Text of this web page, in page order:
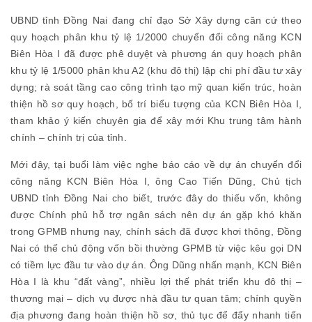
UBND tỉnh Đồng Nai đang chỉ đạo Sở Xây dựng căn cứ theo
quy hoạch phân khu tỷ lệ 1/2000 chuyển đổi công năng KCN
Biên Hòa I đã được phê duyệt và phương án quy hoạch phân
khu tỷ lệ 1/5000 phân khu A2 (khu đô thị) lập chi phí đầu tư xây
dựng; rà soát tầng cao công trình tạo mỹ quan kiến trúc, hoàn
thiện hồ sơ quy hoạch, bố trí biểu tượng của KCN Biên Hòa I,
tham khảo ý kiến chuyên gia để xây mới Khu trung tâm hành
chính – chính trị của tỉnh.
Mới đây, tại buổi làm việc nghe báo cáo về dự án chuyển đổi
công năng KCN Biên Hòa I, ông Cao Tiến Dũng, Chủ tịch
UBND tỉnh Đồng Nai cho biết, trước đây do thiếu vốn, không
được Chính phủ hỗ trợ ngân sách nên dự án gặp khó khăn
trong GPMB nhưng nay, chính sách đã được khơi thông, Đồng
Nai có thể chủ động vốn bồi thường GPMB từ việc kêu gọi DN
có tiềm lực đầu tư vào dự án. Ông Dũng nhấn mạnh, KCN Biên
Hòa I là khu “đất vàng”, nhiều lợi thế phát triển khu đô thị –
thương mại – dịch vụ được nhà đầu tư quan tâm; chính quyền
địa phương đang hoàn thiện hồ sơ, thủ tục để đẩy nhanh tiến